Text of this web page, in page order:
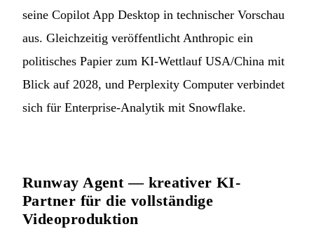
seine Copilot App Desktop in technischer Vorschau
aus. Gleichzeitig veröffentlicht Anthropic ein
politisches Papier zum KI-Wettlauf USA/China mit
Blick auf 2028, und Perplexity Computer verbindet
sich für Enterprise-Analytik mit Snowflake.
Runway Agent — kreativer KI-
Partner für die vollständige
Videoproduktion